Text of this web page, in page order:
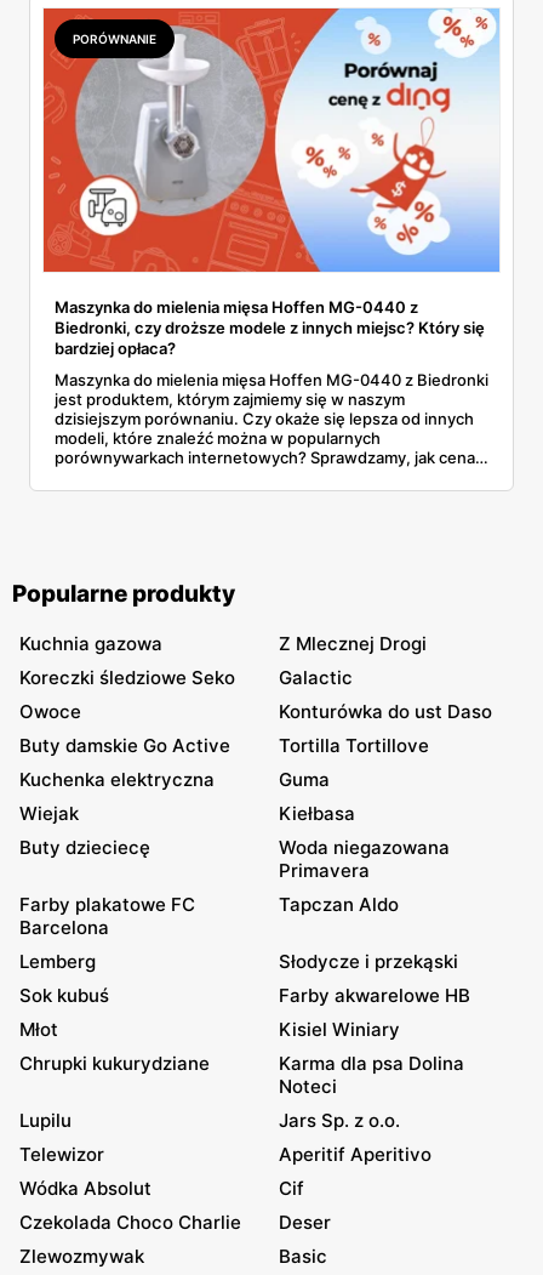
PORÓWNANIE
Maszynka do mielenia mięsa Hoffen MG-0440 z
Biedronki, czy droższe modele z innych miejsc? Który się
bardziej opłaca?
Maszynka do mielenia mięsa Hoffen MG-0440 z Biedronki
jest produktem, którym zajmiemy się w naszym
dzisiejszym porównaniu. Czy okaże się lepsza od innych
modeli, które znaleźć można w popularnych
porównywarkach internetowych? Sprawdzamy, jak cena
Popularne produkty
Kuchnia gazowa
Z Mlecznej Drogi
Koreczki śledziowe Seko
Galactic
Owoce
Konturówka do ust Daso
Buty damskie Go Active
Tortilla Tortillove
Kuchenka elektryczna
Guma
Wiejak
Kiełbasa
Buty dzieciecę
Woda niegazowana
Primavera
Farby plakatowe FC
Barcelona
Tapczan Aldo
Lemberg
Słodycze i przekąski
Sok kubuś
Farby akwarelowe HB
Młot
Kisiel Winiary
Chrupki kukurydziane
Karma dla psa Dolina
Noteci
Lupilu
Jars Sp. z o.o.
Telewizor
Aperitif Aperitivo
Wódka Absolut
Cif
Czekolada Choco Charlie
Deser
Zlewozmywak
Basic